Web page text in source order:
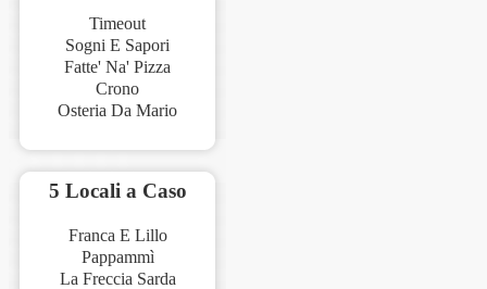
Timeout
Sogni E Sapori
Fatte' Na' Pizza
Crono
Osteria Da Mario
5 Locali a Caso
Franca E Lillo
Pappammì
La Freccia Sarda